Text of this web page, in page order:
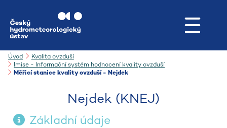
Úvod
Kvalita ovzduší
Imise - Informační systém hodnocení kvality ovzduší
Měřicí stanice kvality ovzduší - Nejdek
Nejdek (KNEJ)
Základní údaje